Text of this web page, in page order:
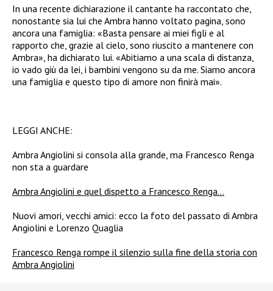
In una recente dichiarazione il cantante ha raccontato che,
nonostante sia lui che Ambra hanno voltato pagina, sono
ancora una famiglia: «Basta pensare ai miei figli e al
rapporto che, grazie al cielo, sono riuscito a mantenere con
Ambra», ha dichiarato lui. «Abitiamo a una scala di distanza,
io vado giù da lei, i bambini vengono su da me. Siamo ancora
una famiglia e questo tipo di amore non finirà mai».
LEGGI ANCHE:
Ambra Angiolini si consola alla grande, ma Francesco Renga
non sta a guardare
Ambra Angiolini e quel dispetto a Francesco Renga…
Nuovi amori, vecchi amici: ecco la foto del passato di Ambra
Angiolini e Lorenzo Quaglia
Francesco Renga rompe il silenzio sulla fine della storia con
Ambra Angiolini